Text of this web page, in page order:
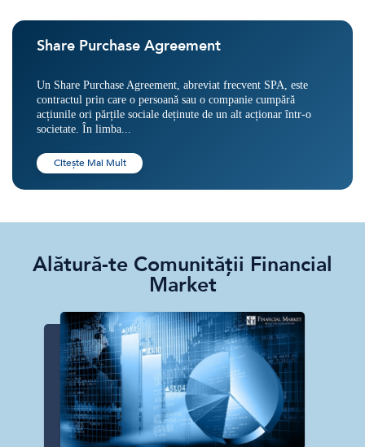
Share Purchase Agreement
Un Share Purchase Agreement, abreviat frecvent SPA, este
contractul prin care o persoană sau o companie cumpără
acțiunile ori părțile sociale deținute de un alt acționar într-o
societate. În limba...
Citește Mai Mult
Alătură-te Comunității Financial
Market